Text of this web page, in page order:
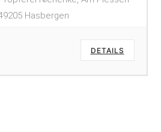
Hasbergen
DETAILS